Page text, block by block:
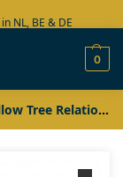
NL, BE & DE
0
Tree Relationships